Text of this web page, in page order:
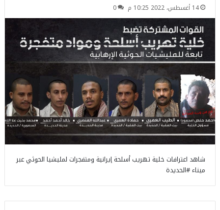
14 أغسطس، 2022 10:25 م 0
شاهد اعترافات خلية تهريب أسلحة إيرانية ومتفجرات لمليشيا الحوثي عبر
ميناء #الحديدة